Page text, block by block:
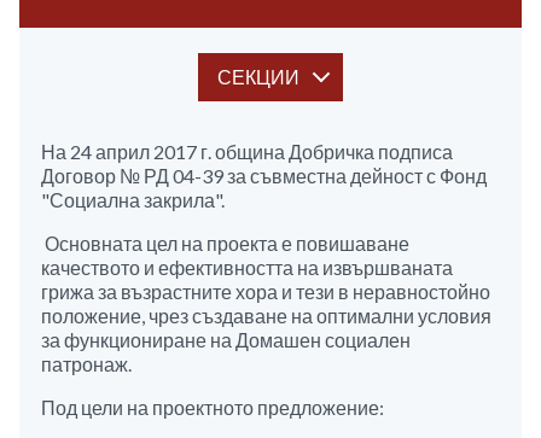
СЕКЦИИ
На 24 април 2017 г. община Добричка подписа
Договор № РД 04-39 за съвместна дейност с Фонд
"Социална закрила".
Основната цел на проекта е повишаване
качеството и ефективността на извършваната
грижа за възрастните хора и тези в неравностойно
положение, чрез създаване на оптимални условия
за функциониране на Домашен социален
патронаж.
Под цели на проектното предложение: